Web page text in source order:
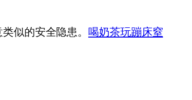
似的安全隐患。 喝奶茶玩蹦床窒